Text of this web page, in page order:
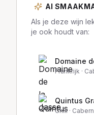
AI
Als je deze wijn
je ook houdt van:
Frankrijk ·
Chili ·